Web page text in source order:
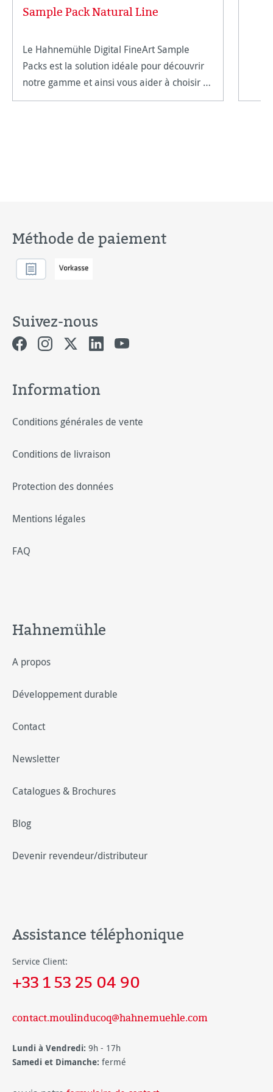
Sample Pack Natural Line
Le Hahnemühle Digital FineArt Sample
Packs est la solution idéale pour découvrir
notre gamme et ainsi vous aider à choisir le
support qui servira au mieux vos
Méthode de paiement
Suivez-nous
Information
Conditions générales de vente
Conditions de livraison
Protection des données
Mentions légales
FAQ
Hahnemühle
A propos
Développement durable
Contact
Newsletter
Catalogues & Brochures
Blog
Devenir revendeur/distributeur
Assistance téléphonique
Service Client:
+33 1 53 25 04 90
contact.moulinducoq@hahnemuehle.com
Lundi à Vendredi: 9h - 17h
Samedi et Dimanche: fermé